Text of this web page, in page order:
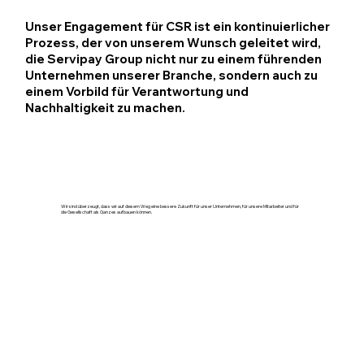
Unser Engagement für CSR ist ein kontinuierlicher
Prozess, der von unserem Wunsch geleitet wird,
die Servipay Group nicht nur zu einem führenden
Unternehmen unserer Branche, sondern auch zu
einem Vorbild für Verantwortung und
Nachhaltigkeit zu machen.
Wir sind überzeugt, dass wir auf diesem Weg eine bessere Zukunft für unser Unternehmen, für unsere Mitarbeiter und für
die Gesellschaft als Ganzes aufbauen können.